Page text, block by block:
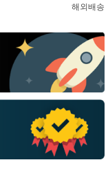
해외배송